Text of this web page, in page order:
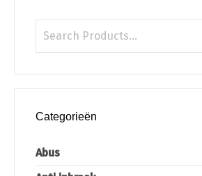
Categorieën
Abus